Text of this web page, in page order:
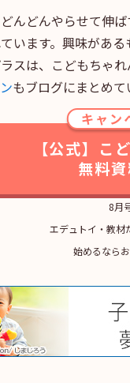
んどんやらせて伸ば
います。興味があ
スは、こどもちゃ
もブログにまとめて
キャン
【公式】こ
無料
8月
エデュトイ・教材
始めるなら